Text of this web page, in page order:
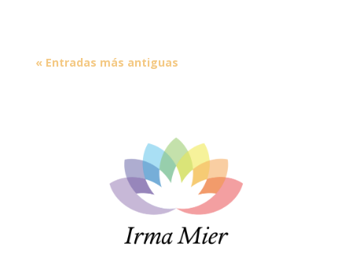
« Entradas más antiguas